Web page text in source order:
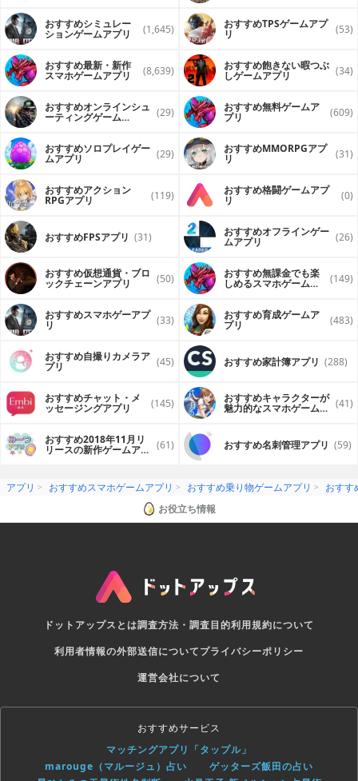
■タイムアタック モード
全路線対象で30件正解するまでの時間を計ります。
ただし、進行方向を間違えると ペナルティで +5秒 となる
ので気をつけて！
GameCenter 対応なので、ランキング１位を目指せ！
横浜新都市交通株式会社 承諾済み
おすすめシミュレー
ションゲームアプリ (1,645) おすすめTPSゲームアプ
リ (53)
おすすめ最新・新作
スマホゲームアプリ (8,639) おすすめ飽きない暇つぶ
しゲームアプリ (34)
おすすめオンラインシュ
ーティングゲーム (29) おすすめ無料ゲームア
プリ (609)
おすすめソロプレイゲー
ムアプリ (29) おすすめ MMORPGアプ
リ (31)
おすすめアクション
RPGアプリ (119) おすすめ格闘ゲームアプ
リ (0)
おすすめFPSアプリ (31) おすすめオフラインゲー
ムアプリ (26)
おすすめ仮想通貨・ブロ
ックチェーンアプリ (50) おすすめ無課金でも楽
しめるスマホゲームア (149)
おすすめスマホゲーアプ
リ (33) おすすめ育成ゲームア
プリ (483)
おすすめ自撮りカメラア
プリ (45) おすすめ家計簿アプリ (288)
おすすめチャット・メ
ッセージングアプリ (145) おすすめキャラクターが
魅力的なスマホゲームア (41)
おすすめ2018年11月リ
リースの新作ゲームアプ (61) おすすめ名刺管理アプリ (59)
アプリ おすすめスマホゲームアプリ おすすめ乗り物ゲームアプリ
おすす
お役立ち情報
ドットアップスとは調査方法・調査目的利用規約について
利用者情報の外部送信についてプライバシーポリシー
運営会社について
おすすめサービス
マッチングアプリ「タップル」
marouge（マルージュ）占い
ゲッターズ飯田の占い